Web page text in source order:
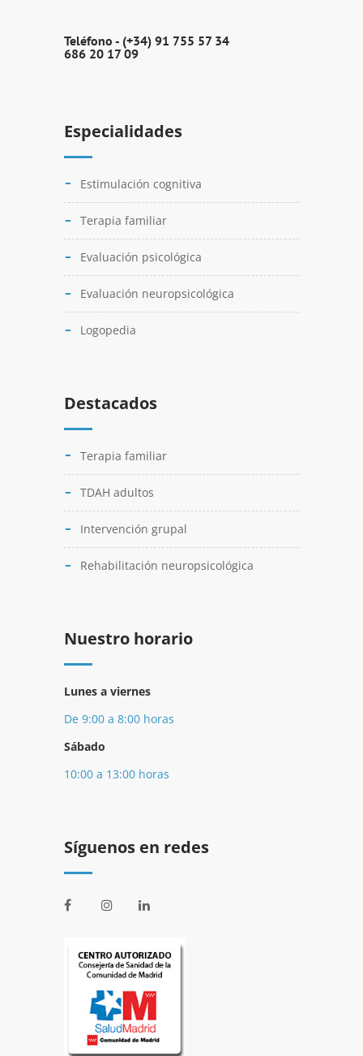
Teléfono - (+34) 91 755 57 34
686 20 17 09
Especialidades
Estimulación cognitiva
Terapia familiar
Evaluación psicológica
Evaluación neuropsicológica
Logopedia
Destacados
Terapia familiar
TDAH adultos
Intervención grupal
Rehabilitación neuropsicológica
Nuestro horario
Lunes a viernes
De 9:00 a 8:00 horas
Sábado
10:00 a 13:00 horas
Síguenos en redes